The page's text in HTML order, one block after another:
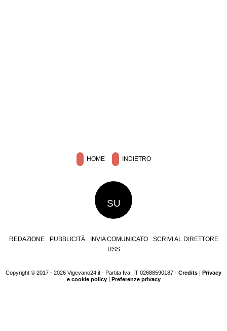
HOME INDIETRO
SU
REDAZIONE PUBBLICITÀ INVIA COMUNICATO
SCRIVI AL DIRETTORE
RSS
Copyright © 2017 - 2026 Vigevano24.it - Partita Iva: IT 02688590187 - Credits | Privacy
e cookie policy| Preferenze privacy